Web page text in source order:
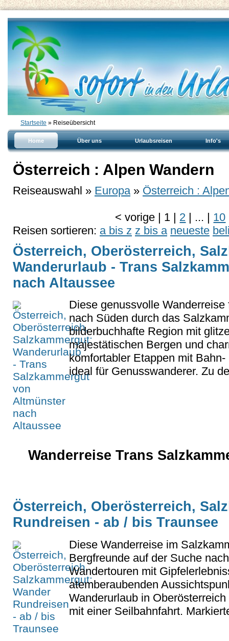
Startseite » Reiseübersicht
Home Über uns Urlaubsreisen Info's
Österreich : Alpen Wandern
Reiseauswahl » Europa » Österreich :
<vorige | 1 | 2 | ... | 10
Reisen sortieren: a bis z z bis a neueste
Österreich, Oberösterreich,
Wanderurlaub - Trans
nach Altaussee
Diese genussvolle
nach Süden durch das
bilderbuchhafte Region mit
majestätischen Bergen und
komfortabler Etappen mit
ideal für Genusswanderer. Zu
Wanderreise Trans
Österreich, Oberösterreich,
Rundreisen - ab / bis Traunsee
Diese Wanderreise im
Bergfreunde auf der Suche
Wandertouren mit
atemberaubenden
Wanderurlaub in
mit einer Seilbahnfahrt.